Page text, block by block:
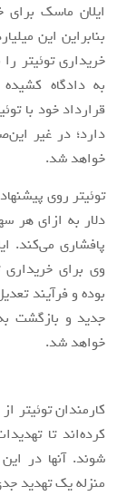
ایلان ماسک برای
بنابراین این
خریداری توئیتر
به دادگاه
دارد؛ در غیر
خواهد شد.
پافشاری می‌کند.
وی برای
بوده و فرآیند
جدید و بازگشت
خواهد شد.
کارمندان توئیتر
کرده‌اند تا
شوند. آنها در
منزله یک تهدید